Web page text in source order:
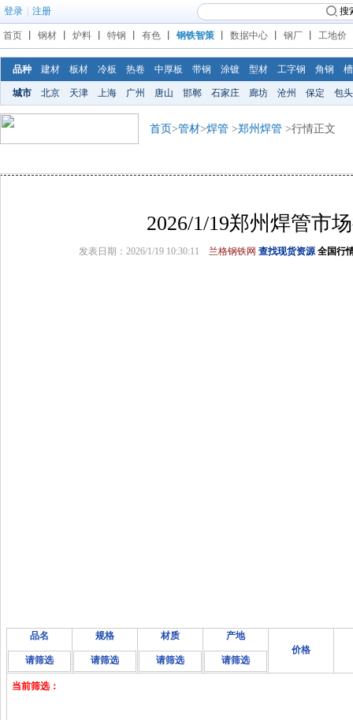
登录 注册 搜
首页 钢材 炉料 特钢 有色 钢铁智策 数据中心 钢厂 工地价
品种 建材 板材 冷板 热卷 中厚板 带钢 涂镀 型材 工字钢 角钢
城市 北京 天津 上海 广州 唐山 邯郸 石家庄 廊坊 沧州 保定 包头
首页>管材>焊管 >郑州焊管 >行情正文
2026/1/19郑州焊管市
发表日期：2026/1/19 10:30:11 兰格钢铁网 查找现货资源 全国行
品名
请筛选
规格
请筛选
材质
请筛选
产地
请筛选
价格
当前筛选：